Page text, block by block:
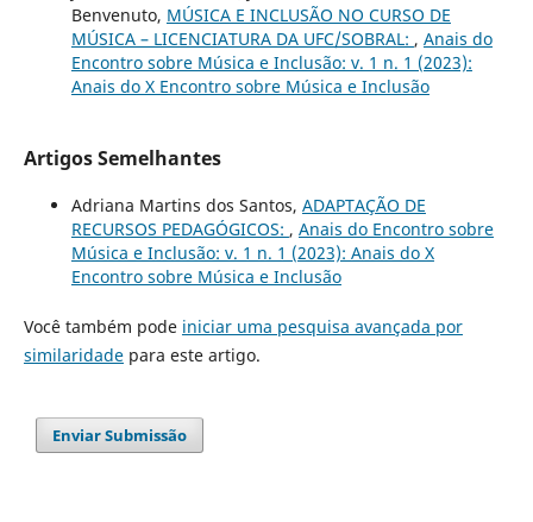
Benvenuto, MÚSICA E INCLUSÃO NO CURSO DE
MÚSICA – LICENCIATURA DA UFC/SOBRAL: , Anais do
Encontro sobre Música e Inclusão: v. 1 n. 1 (2023):
Anais do X Encontro sobre Música e Inclusão
Artigos Semelhantes
Adriana Martins dos Santos, ADAPTAÇÃO DE
RECURSOS PEDAGÓGICOS: , Anais do Encontro sobre
Música e Inclusão: v. 1 n. 1 (2023): Anais do X
Encontro sobre Música e Inclusão
Você também pode iniciar uma pesquisa avançada por
similaridadepara este artigo.
Enviar Submissão